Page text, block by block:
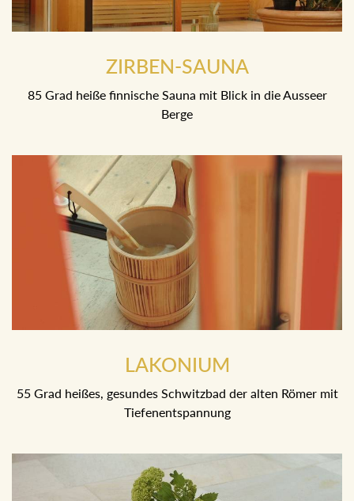
ZIRBEN-SAUNA
85 Grad heiße finnische Sauna mit Blick in die Ausseer
LAKONIUM
55 Grad heißes, gesundes Schwitzbad der alten Römer mit